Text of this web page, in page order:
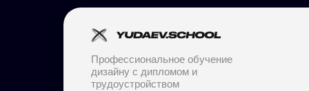
Профессиональное обучение
дизайну с дипломом и
трудоустройством